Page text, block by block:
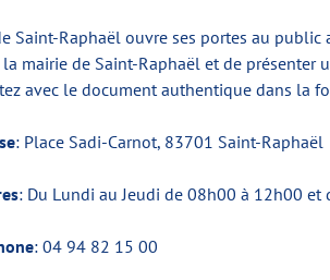
Saint-Raphaël ouvre ses portes au
mairie de Saint-Raphaël et de présenter
avec le document authentique dans la
: Place Sadi-Carnot, 83701 Saint-Raphaël
: Du Lundi au Jeudi de 08h00 à 12h00
: 04 94 82 15 00